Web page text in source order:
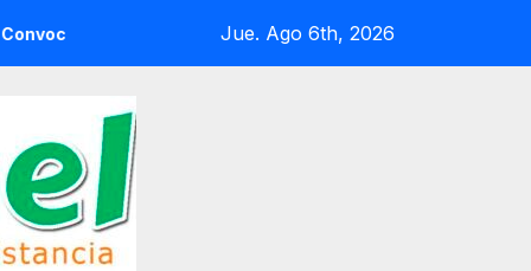
a la Feria del Pasaporte Estadounidense 2026
Jue. Ago 6th, 2026